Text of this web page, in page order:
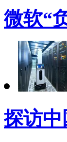
微软“
探访